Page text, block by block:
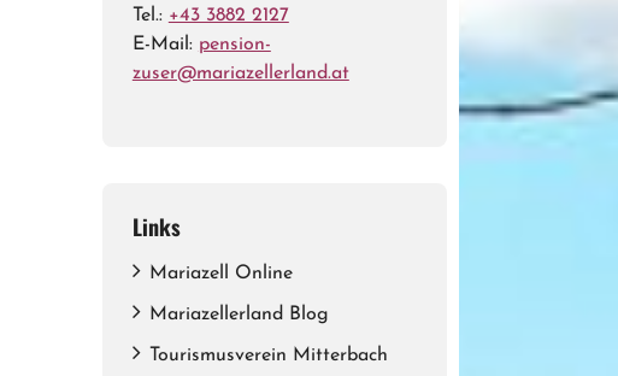
Tel.: +43 3882 2127
E-Mail: pension-
zuser@mariazellerland.at
Links
Mariazell Online
Mariazellerland Blog
Tourismusverein Mitterbach